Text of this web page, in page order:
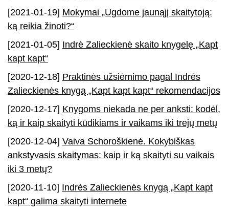
[2021-01-19] Mokymai „Ugdome jaunąjį skaitytoją:
ką reikia žinoti?“
[2021-01-05] Indrė Zalieckienė skaito knygelę „Kapt
kapt kapt“
[2020-12-18] Praktinės užsiėmimo pagal Indrės
Zalieckienės knygą „Kapt kapt kapt“ rekomendacijos
[2020-12-17] Knygoms niekada ne per anksti: kodėl,
ką ir kaip skaityti kūdikiams ir vaikams iki trejų metų
[2020-12-04] Vaiva Schoroškienė. Kokybiškas
ankstyvasis skaitymas: kaip ir ką skaityti su vaikais
iki 3 metų?
[2020-11-10] Indrės Zalieckienės knygą „Kapt kapt
kapt“ galima skaityti internete